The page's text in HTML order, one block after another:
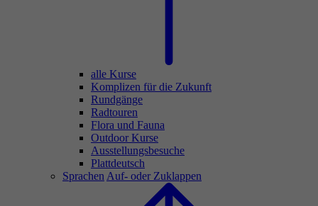
alle Kurse
Komplizen für die Zukunft
Rundgänge
Radtouren
Flora und Fauna
Outdoor Kurse
Ausstellungsbesuche
Plattdeutsch
Sprachen Auf- oder Zuklappen